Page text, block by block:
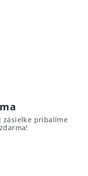
zásielke pribalíme